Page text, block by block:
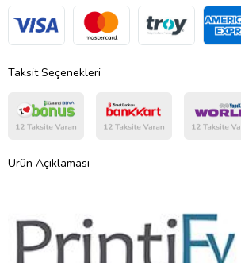
Taksit Seçenekleri
Ürün Açıklaması